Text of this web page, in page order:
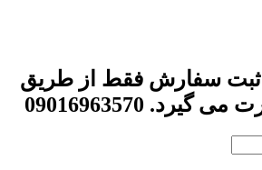
ثبت سفارش فقط از طریق
09016963570